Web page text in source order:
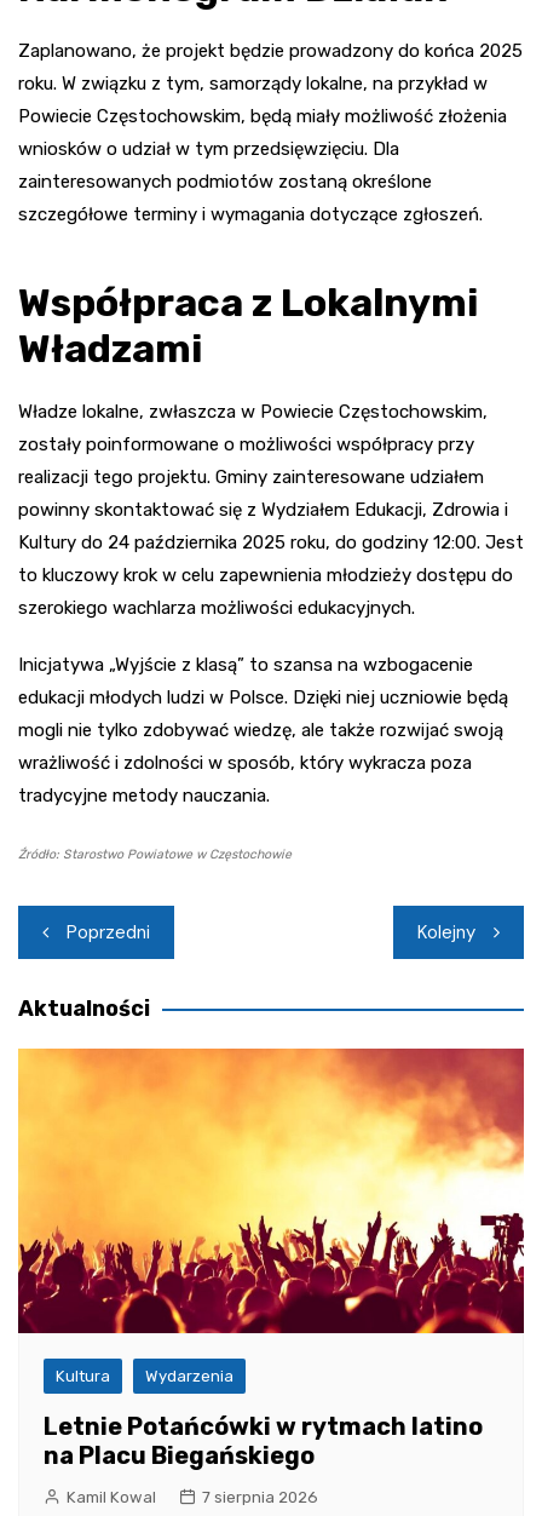
Zaplanowano, że projekt będzie prowadzony do końca 2025
roku. W związku z tym, samorządy lokalne, na przykład w
Powiecie Częstochowskim, będą miały możliwość złożenia
wniosków o udział w tym przedsięwzięciu. Dla
zainteresowanych podmiotów zostaną określone
szczegółowe terminy i wymagania dotyczące zgłoszeń.
Współpraca z Lokalnymi
Władzami
Władze lokalne, zwłaszcza w Powiecie Częstochowskim,
zostały poinformowane o możliwości współpracy przy
realizacji tego projektu. Gminy zainteresowane udziałem
powinny skontaktować się z Wydziałem Edukacji, Zdrowia i
Kultury do 24 października 2025 roku, do godziny 12:00. Jest
to kluczowy krok w celu zapewnienia młodzieży dostępu do
szerokiego wachlarza możliwości edukacyjnych.
Inicjatywa „Wyjście z klasą” to szansa na wzbogacenie
edukacji młodych ludzi w Polsce. Dzięki niej uczniowie będą
mogli nie tylko zdobywać wiedzę, ale także rozwijać swoją
wrażliwość i zdolności w sposób, który wykracza poza
tradycyjne metody nauczania.
Źródło: Starostwo Powiatowe w Częstochowie
Nawigacja
wpisu
Poprzedni Kolejny
Aktualności
Kultura Wydarzenia
Letnie Potańcówki w rytmach latino
na Placu Biegańskiego
Kamil Kowal 7 sierpnia 2026